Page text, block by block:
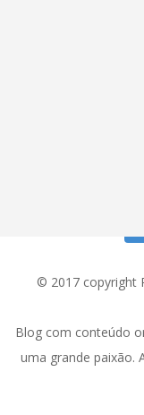
© 2017 copyright
Blog com conteúdo
uma grande paixão.